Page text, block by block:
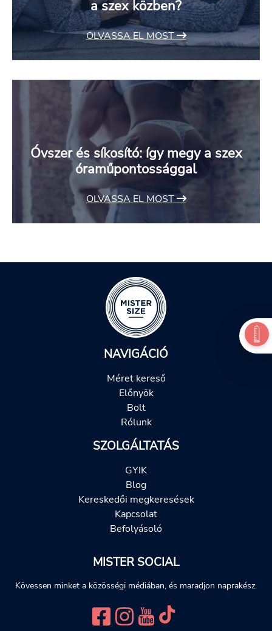
a szex közben?
OLVASSA EL MOST
Óvszer és síkosító: így megy a szex
óraműpontossággal
OLVASSA EL MOST
NAVIGÁCIÓ
Méret kereső
Előnyök
Bolt
Rólunk
SZOLGÁLTATÁS
GYIK
Blog
Kereskedői megkeresések
Kapcsolat
Befolyásoló
MISTER SOCIAL
Kövessen minket a közösségi médiában, és maradjon naprakész.